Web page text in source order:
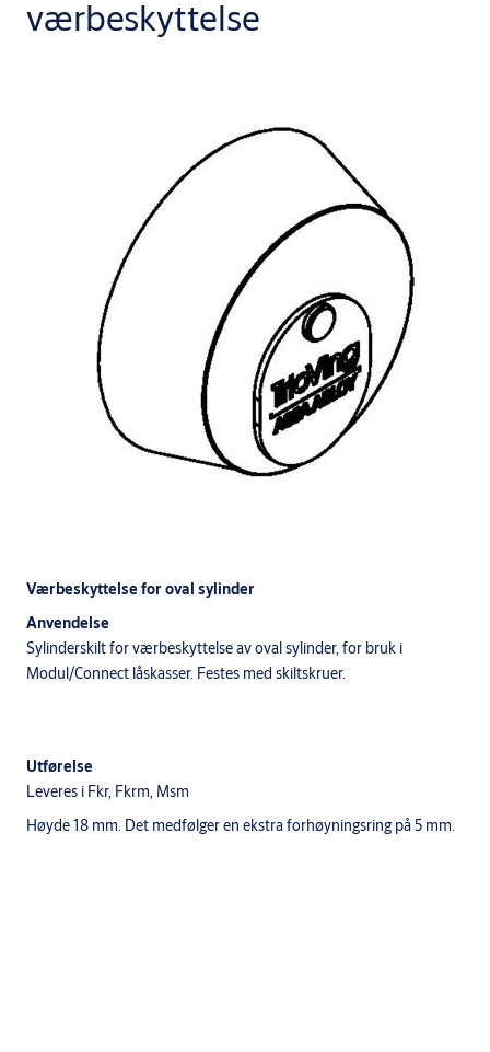
værbeskyttelse
Værbeskyttelse for oval sylinder
Anvendelse
Sylinderskilt for værbeskyttelse av oval sylinder, for bruk i
Modul/Connect låskasser. Festes med skiltskruer.
Utførelse
Leveres i Fkr, Fkrm, Msm
Høyde 18 mm. Det medfølger en ekstra forhøyningsring på 5 mm.